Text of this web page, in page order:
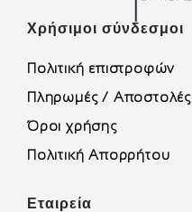
Χρήσιμοι σύνδεσμοι
Πολιτική επιστροφών
Πληρωμές / Αποστολές
Όροι χρήσης
Πολιτική Απορρήτου
Εταιρεία